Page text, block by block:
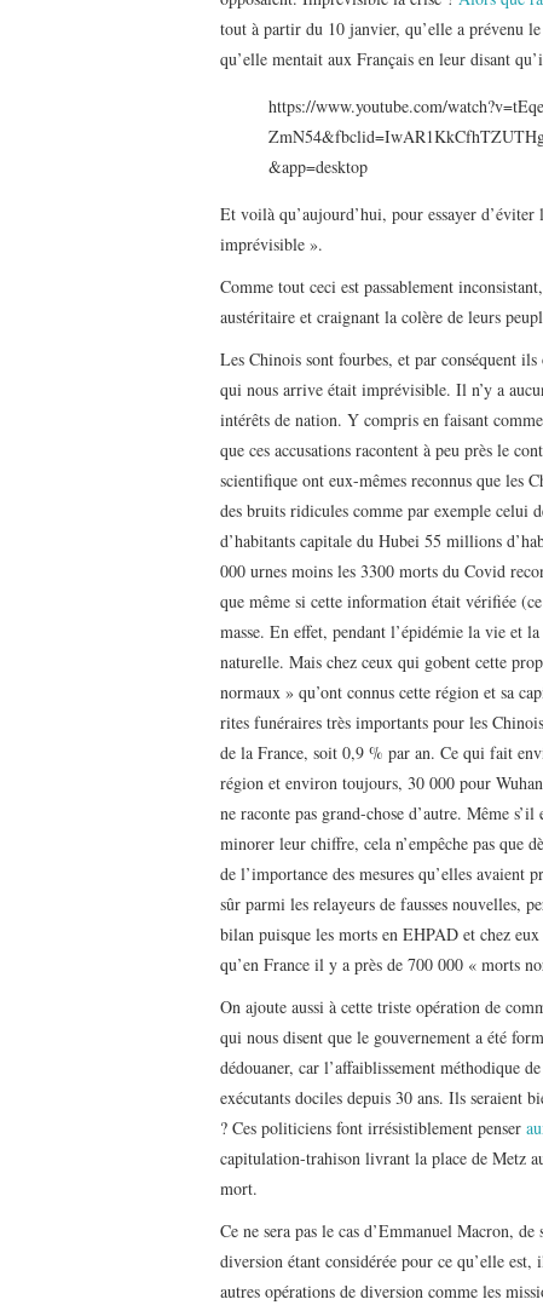
tout à partir du 10 janvier, qu’elle a prévenu
qu’elle mentait aux Français en leur disant
https://www.youtube.com/
&app=desktop
Et voilà qu’aujourd’hui, pour essayer
imprévisible ».
Comme tout ceci est passablement
austéritaire et craignant la colère de leurs
Les Chinois sont fourbes, et par conséquent
qui nous arrive était imprévisible. Il n’y a
intérêts de nation. Y compris en faisant
que ces accusations racontent à peu près le
scientifique ont eux-mêmes reconnus que les
des bruits ridicules comme par exemple celui
d’habitants capitale du Hubei 55 millions
000 urnes moins les 3300 morts du Covid
que même si cette information était vérifiée
masse. En effet, pendant l’épidémie la vie et
naturelle. Mais chez ceux qui gobent cette
normaux » qu’ont connus cette région et sa
rites funéraires très importants pour les
de la France, soit 0,9 % par an. Ce qui fait
région et environ toujours, 30 000 pour
ne raconte pas grand-chose d’autre. Même
minorer leur chiffre, cela n’empêche pas que
de l’importance des mesures qu’elles
sûr parmi les relayeurs de fausses nouvelles,
bilan puisque les morts en EHPAD et chez
qu’en France il y a près de 700 000 « morts
On ajoute aussi à cette triste opération de
qui nous disent que le gouvernement a été
dédouaner, car l’affaiblissement méthodique
exécutants dociles depuis 30 ans. Ils seraient
? Ces politiciens font irrésistiblement penser
capitulation-trahison livrant la place de Metz
mort.
Ce ne sera pas le cas d’Emmanuel Macron,
diversion étant considérée pour ce qu’elle
autres opérations de diversion comme les